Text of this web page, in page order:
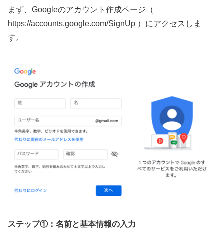
まず、Googleのアカウント作成ページ（
https://accounts.google.com/SignUp ）にアクセスしま
す。
ステップ①：名前と基本情報の入力